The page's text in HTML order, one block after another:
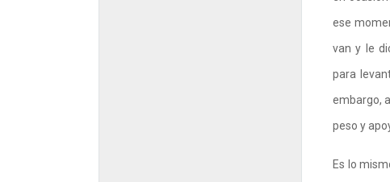
ese
van y le
para
embargo,
peso y
Es lo